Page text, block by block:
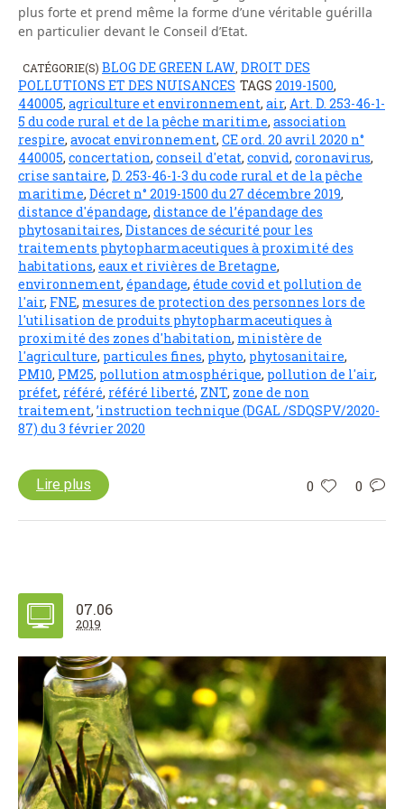
plus forte et prend même la forme d’une véritable guérilla
en particulier devant le Conseil d’Etat.
CATÉGORIE(S) BLOG DE GREEN LAW DROIT DES
POLLUTIONS ET DES NUISANCES TAGS 2019-1500,
440005, agriculture et environnement, air, Art. D. 253-46-1-
5 du code rural et de la pêche maritime, association
respire, avocat environnement, CE ord. 20 avril 2020 n°
440005, concertation, conseil d'etat, convid, coronavirus,
crise santaire, D. 253-46-1-3 du code rural et de la pêche
maritime, Décret n° 2019-1500 du 27 décembre 2019,
distance d'épandage, distance de l’épandage des
phytosanitaires, Distances de sécurité pour les
traitements phytopharmaceutiques à proximité des
habitations, eaux et rivières de Bretagne,
environnement, épandage, étude covid et pollution de
l'air, FNE, mesures de protection des personnes lors de
l'utilisation de produits phytopharmaceutiques à
proximité des zones d'habitation, ministère de
l'agriculture, particules fines, phyto, phytosanitaire,
PM10, PM25, pollution atmosphérique, pollution de l'air,
préfet, référé, référé liberté, ZNT, zone de non
traitement, ’instruction technique (DGAL /SDQSPV/2020-
87) du 3 février 2020
0 0
Lire plus
07.06
2019